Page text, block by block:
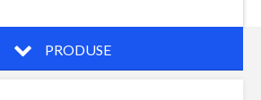
PRODUSE